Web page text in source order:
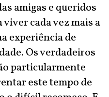
amigas e queridos
cada vez mais a
experiência de
Os verdadeiros
particularmente
este tempo de